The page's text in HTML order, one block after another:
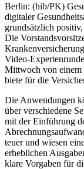
Berlin: (hib/PK)
digitaler
grundsätzlich
Die
Video-
Mittwoch von einem
biete für die
Die Anwendungen
über verschiedene
mit der Einführung
teuer und wiesen
erheblichen
klare Vorgaben für